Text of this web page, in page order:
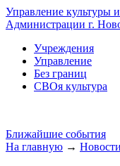
Управление культуры
Администрации г.
Учреждения
Управление
Без границ
СВОя культура
Ближайшие события
На главную → Новости